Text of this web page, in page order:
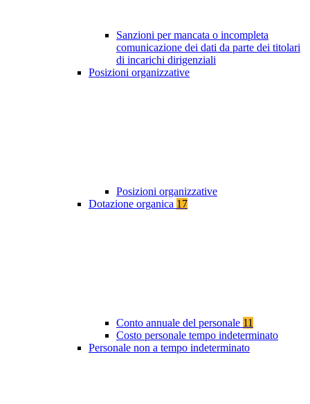
Sanzioni per mancata o incompleta
comunicazione dei dati da parte dei titolari
di incarichi dirigenziali
Posizioni organizzative
Posizioni organizzative
Dotazione organica 17
Conto annuale del personale 11
Costo personale tempo indeterminato
Personale non a tempo indeterminato